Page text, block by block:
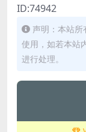
ID:74942
声明：本站
使用，如若本站
进行处理。